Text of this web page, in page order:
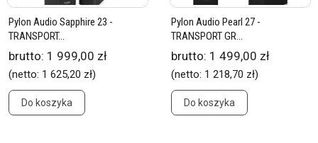
Pylon Audio Sapphire 23 -
TRANSPORT...
brutto: 1 999,00 zł
(netto: 1 625,20 zł)
Do koszyka
Pylon Audio Pearl 27 -
TRANSPORT GR...
brutto: 1 499,00 zł
(netto: 1 218,70 zł)
Do koszyka